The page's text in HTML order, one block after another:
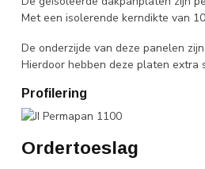
Met een isolerende kerndikte van
De onderzijde van deze panelen
Hierdoor hebben deze platen extra
Profilering
Ordertoeslag